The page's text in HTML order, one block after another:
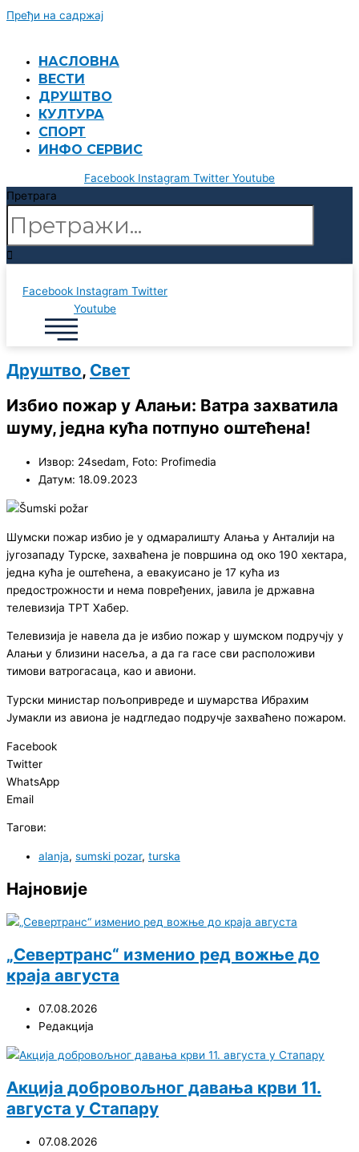
Пређи на садржај
НАСЛОВНА
ВЕСТИ
ДРУШТВО
КУЛТУРА
СПОРТ
ИНФО СЕРВИС
Facebook Instagram Twitter Youtube
Претрага
Facebook Instagram Twitter
Youtube
Друштво, Свет
Избио пожар у Алањи: Ватра захватила
шуму, једна кућа потпуно оштећена!
Извор: 24sedam, Foto: Profimedia
Датум: 18.09.2023
Шумски пожар избио је у одмаралишту Алања у Анталији на
југозападу Турске, захваћена је површина од око 190 хектара,
једна кућа је оштећена, а евакуисано је 17 кућа из
предострожности и нема повређених, јавила је државна
телевизија ТРТ Хабер.
Телевизија је навела да је избио пожар у шумском подручју у
Алањи у близини насеља, а да га гасе сви расположиви
тимови ватрогасаца, као и авиони.
Турски министар пољопривреде и шумарства Ибрахим
Јумакли из авиона је надгледао подручје захваћено пожаром.
Facebook
Twitter
WhatsApp
Email
Тагови:
alanja, sumski pozar, turska
Најновије
„Севертранс“ изменио ред вожње до
краја августа
07.08.2026
Редакција
Акција добровољног давања крви 11.
августа у Стапару
07.08.2026